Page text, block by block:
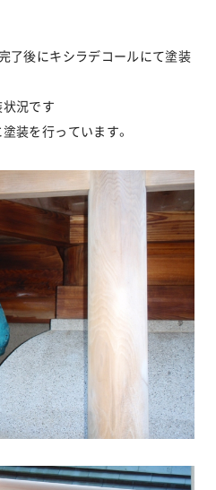
完了後にキシラデコールにて塗装
状況です
装を行っています。